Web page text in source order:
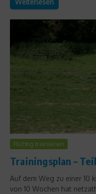
Weiterlesen
Richtig trainieren
Trainingsplan –
Auf dem Weg zu einer 10
von 10 Wochen hat